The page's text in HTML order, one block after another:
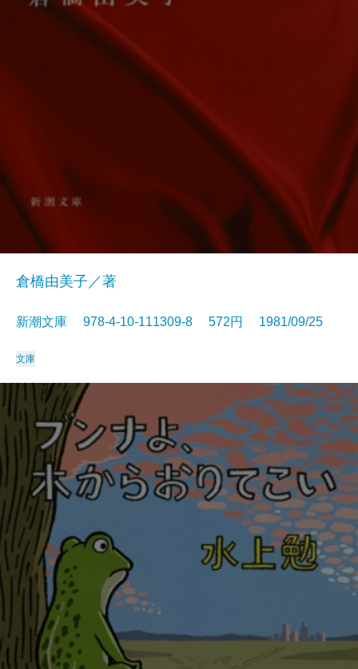
倉橋由美子／著
新潮文庫 978-4-10-111309-8 572円 1981/09/25
文庫